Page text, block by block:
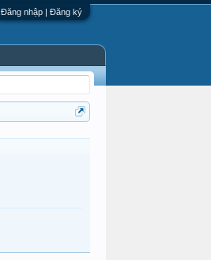
Đăng nhập | Đăng ký